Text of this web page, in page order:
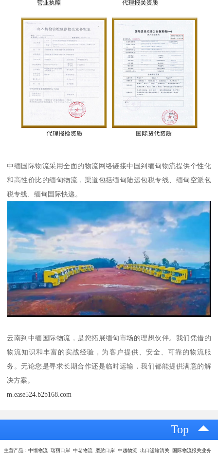
中缅国际物流采用全面的物流网络链接中国到缅甸物流提供个性化
和高性价比的缅甸物流，渠道包括缅甸陆运包税专线、缅甸空派包
税专线、缅甸国际快递。
云南到中缅国际物流，是您拓展缅甸市场的理想伙伴。我们凭借的
物流知识和丰富的实战经验，为客户提供、安全、可靠的物流服
务。无论您是寻求长期合作还是临时运输，我们都能提供满意的解
决方案。
m.ease524.b2b168.com
Top
主营产品：中缅物流 瑞丽口岸 中老物流 磨憨口岸 中越物流 出口运输清关 国际物流报关业务